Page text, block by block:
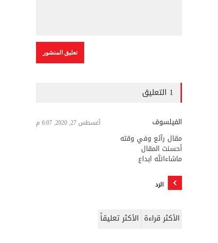
1 التعليق
الفيلسوف أغسطس 27, 2020, 6:07 م
مقال رآئع وفي وقته
أحسنت المقال
ماشاءالله ابداع
الرد
الأكثر قراءة الأكثر تعليقاً